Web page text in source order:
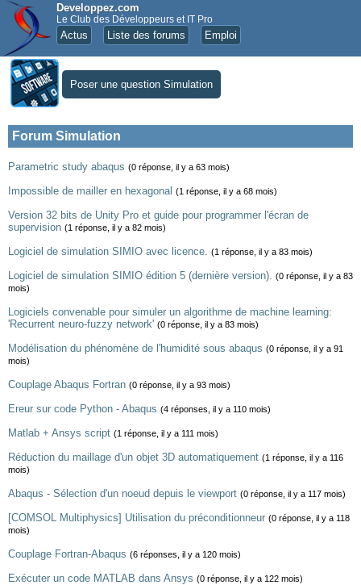
Developpez.com
Le Club des Développeurs et IT Pro
Actus Liste des forums Emploi
Poser une question Simulation
Forum Simulation
Parametric study abaqus (0 réponse, il y a 63 mois)
Impossible de mailler en hexagonal (1 réponse, il y a 68 mois)
Version 32 bits de Unity Pro et guide pour programmer l'écran de
supervision (1 réponse, il y a 82 mois)
Logiciel de simulation SIMIO avec licence. (1 réponse, il y a 83 mois)
Logiciel de simulation SIMIO édition 5 (dernière version). (0 réponse, il y a 83
mois)
Logiciels convenable pour simuler un algorithme de machine learning:
'Recurrent neuro-fuzzy network' (0 réponse, il y a 83 mois)
Modélisation du phénomène de l'humidité sous abaqus (0 réponse, il y a 91
mois)
Couplage Abaqus Fortran (0 réponse, il y a 93 mois)
Ereur sur code Python - Abaqus (4 réponses, il y a 110 mois)
Matlab + Ansys script (1 réponse, il y a 111 mois)
Réduction du maillage d'un objet 3D automatiquement (1 réponse, il y a 116
mois)
Abaqus - Sélection d'un noeud depuis le viewport (0 réponse, il y a 117 mois)
[COMSOL Multiphysics] Utilisation du préconditionneur (0 réponse, il y a 118
mois)
Couplage Fortran-Abaqus (6 réponses, il y a 120 mois)
Exécuter un code MATLAB dans Ansys (0 réponse, il y a 122 mois)